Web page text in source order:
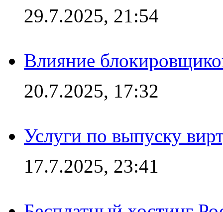
29.7.2025, 21:54
Влияние
20.7.2025, 17:32
Услуги по выпуску
17.7.2025, 23:41